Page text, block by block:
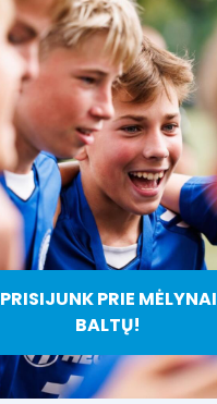
PRISIJUNK PRIE MĖLYNAI
BALTŲ!